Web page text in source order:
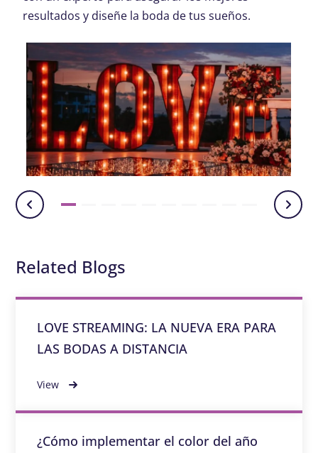
resultados y diseñe la boda de tus sueños.
Related Blogs
LOVE STREAMING: LA NUEVA ERA PARA
LAS BODAS A DISTANCIA
View
¿Cómo implementar el color del año